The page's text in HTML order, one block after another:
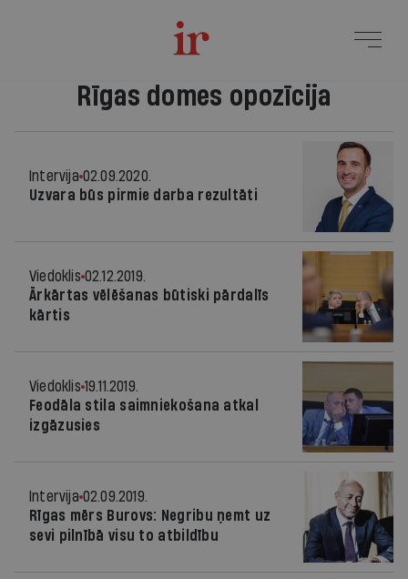
Rīgas domes opozīcija
Intervija 02.09.2020.
Uzvara būs pirmie darba rezultāti
Viedoklis 02.12.2019.
Ārkārtas vēlēšanas būtiski pārdalīs
kārtis
Viedoklis 19.11.2019.
Feodāla stila saimniekošana atkal
izgāzusies
Intervija 02.09.2019.
Rīgas mērs Burovs: Negribu ņemt uz
sevi pilnībā visu to atbildību